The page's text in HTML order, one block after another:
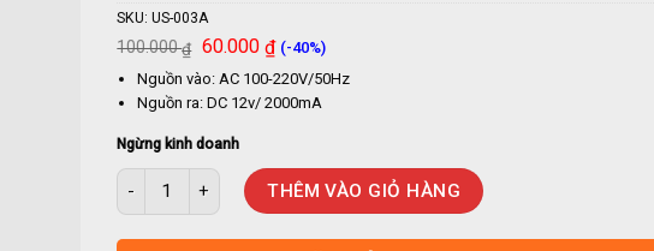
SKU:US-003A
100.000₫ Giá
là:
100.000 ₫.
60.000 ₫Giá
hiện
tại
là:
(-40%)
Nguồn vào: AC 100-220V/50Hz
Nguồn ra: DC 12v/ 2000mA
Ngừng kinh doanh
Nguồn Camera USView 12V/2000mA US-003A số lượng
THÊM VÀO GIỎ HÀNG